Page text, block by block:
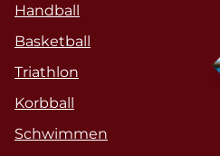
Handball
Basketball
Triathlon
Korbball
Schwimmen